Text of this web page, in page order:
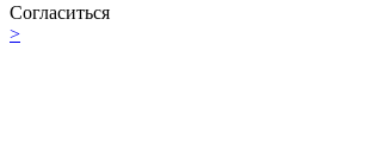
Согласиться
>